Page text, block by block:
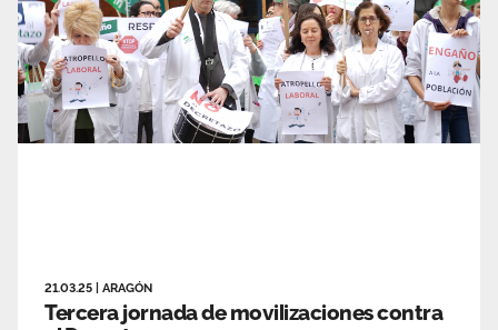
21.03.25 ARAGÓN
Tercera jornada de movilizaciones contra